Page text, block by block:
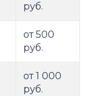
руб.
от 500
руб.
от 1 000
руб.